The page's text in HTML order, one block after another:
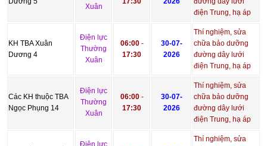
Xuân
điện Trung, hạ áp
KH TBA Xuân
Dương 4
Điện lực
Thường
Xuân
06:00-
17:30
30-07-
2026
Thí nghiệm, sửa
chữa bảo dưỡng
đường dây lưới
điện Trung, hạ áp
Các KH thuộc TBA
Ngọc Phụng 14
Điện lực
Thường
Xuân
06:00-
17:30
30-07-
2026
Thí nghiệm, sửa
chữa bảo dưỡng
đường dây lưới
điện Trung, hạ áp
Điện lực
Thí nghiệm, sửa